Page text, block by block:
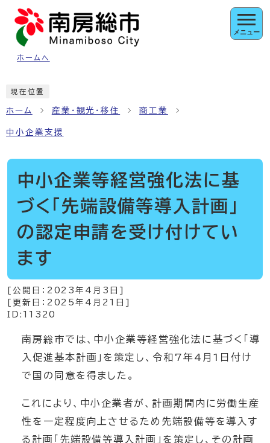
ページの先頭です
ホームへ
メニュー
現在位置
ホーム 産業・観光・移住 商工業
中小企業支援
中小企業等経営強化法に基
づく「先端設備等導入計画」
の認定申請を受け付けてい
ます
[公開日： 2023年4月3日
[更新日： 2025年4月21日
ID:11320
南房総市では、中小企業等経営強化法に基づく「導
入促進基本計画」を策定し、令和7年4月1日付け
で国の同意を得ました。
これにより、中小企業者が、計画期間内に労働生産
性を一定程度向上させるため先端設備等を導入す
る計画「先端設備等導入計画」を策定し、その計画